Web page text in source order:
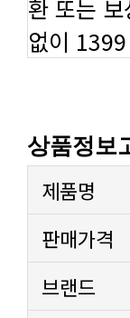
환 또는
없이 1399
상품정보
제품명
판매가격
브랜드